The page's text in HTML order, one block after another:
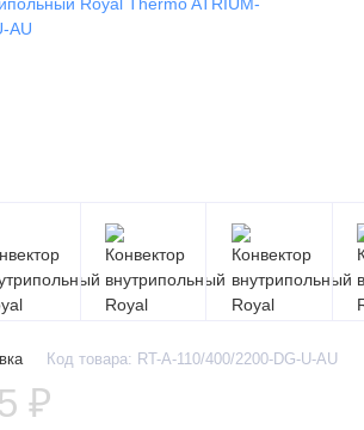
Код товара: RT-A-110/400/2200-DG-U-AU
₽